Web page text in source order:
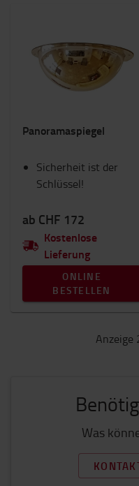
Beleuchtung
Betriebs- und
Gabeln und
Produkte für
Sicherheit
Sitze
Toyota Fanshop
Verbrauchsmaterial
Winter
Kategorie
Spiegel(2)
Panoramaspiegel
Sicherheit ist der
Schlüssel!
ab CHF 172
Kostenlose
Lieferung
ONLINE
BESTELLEN
Anzeige
Was